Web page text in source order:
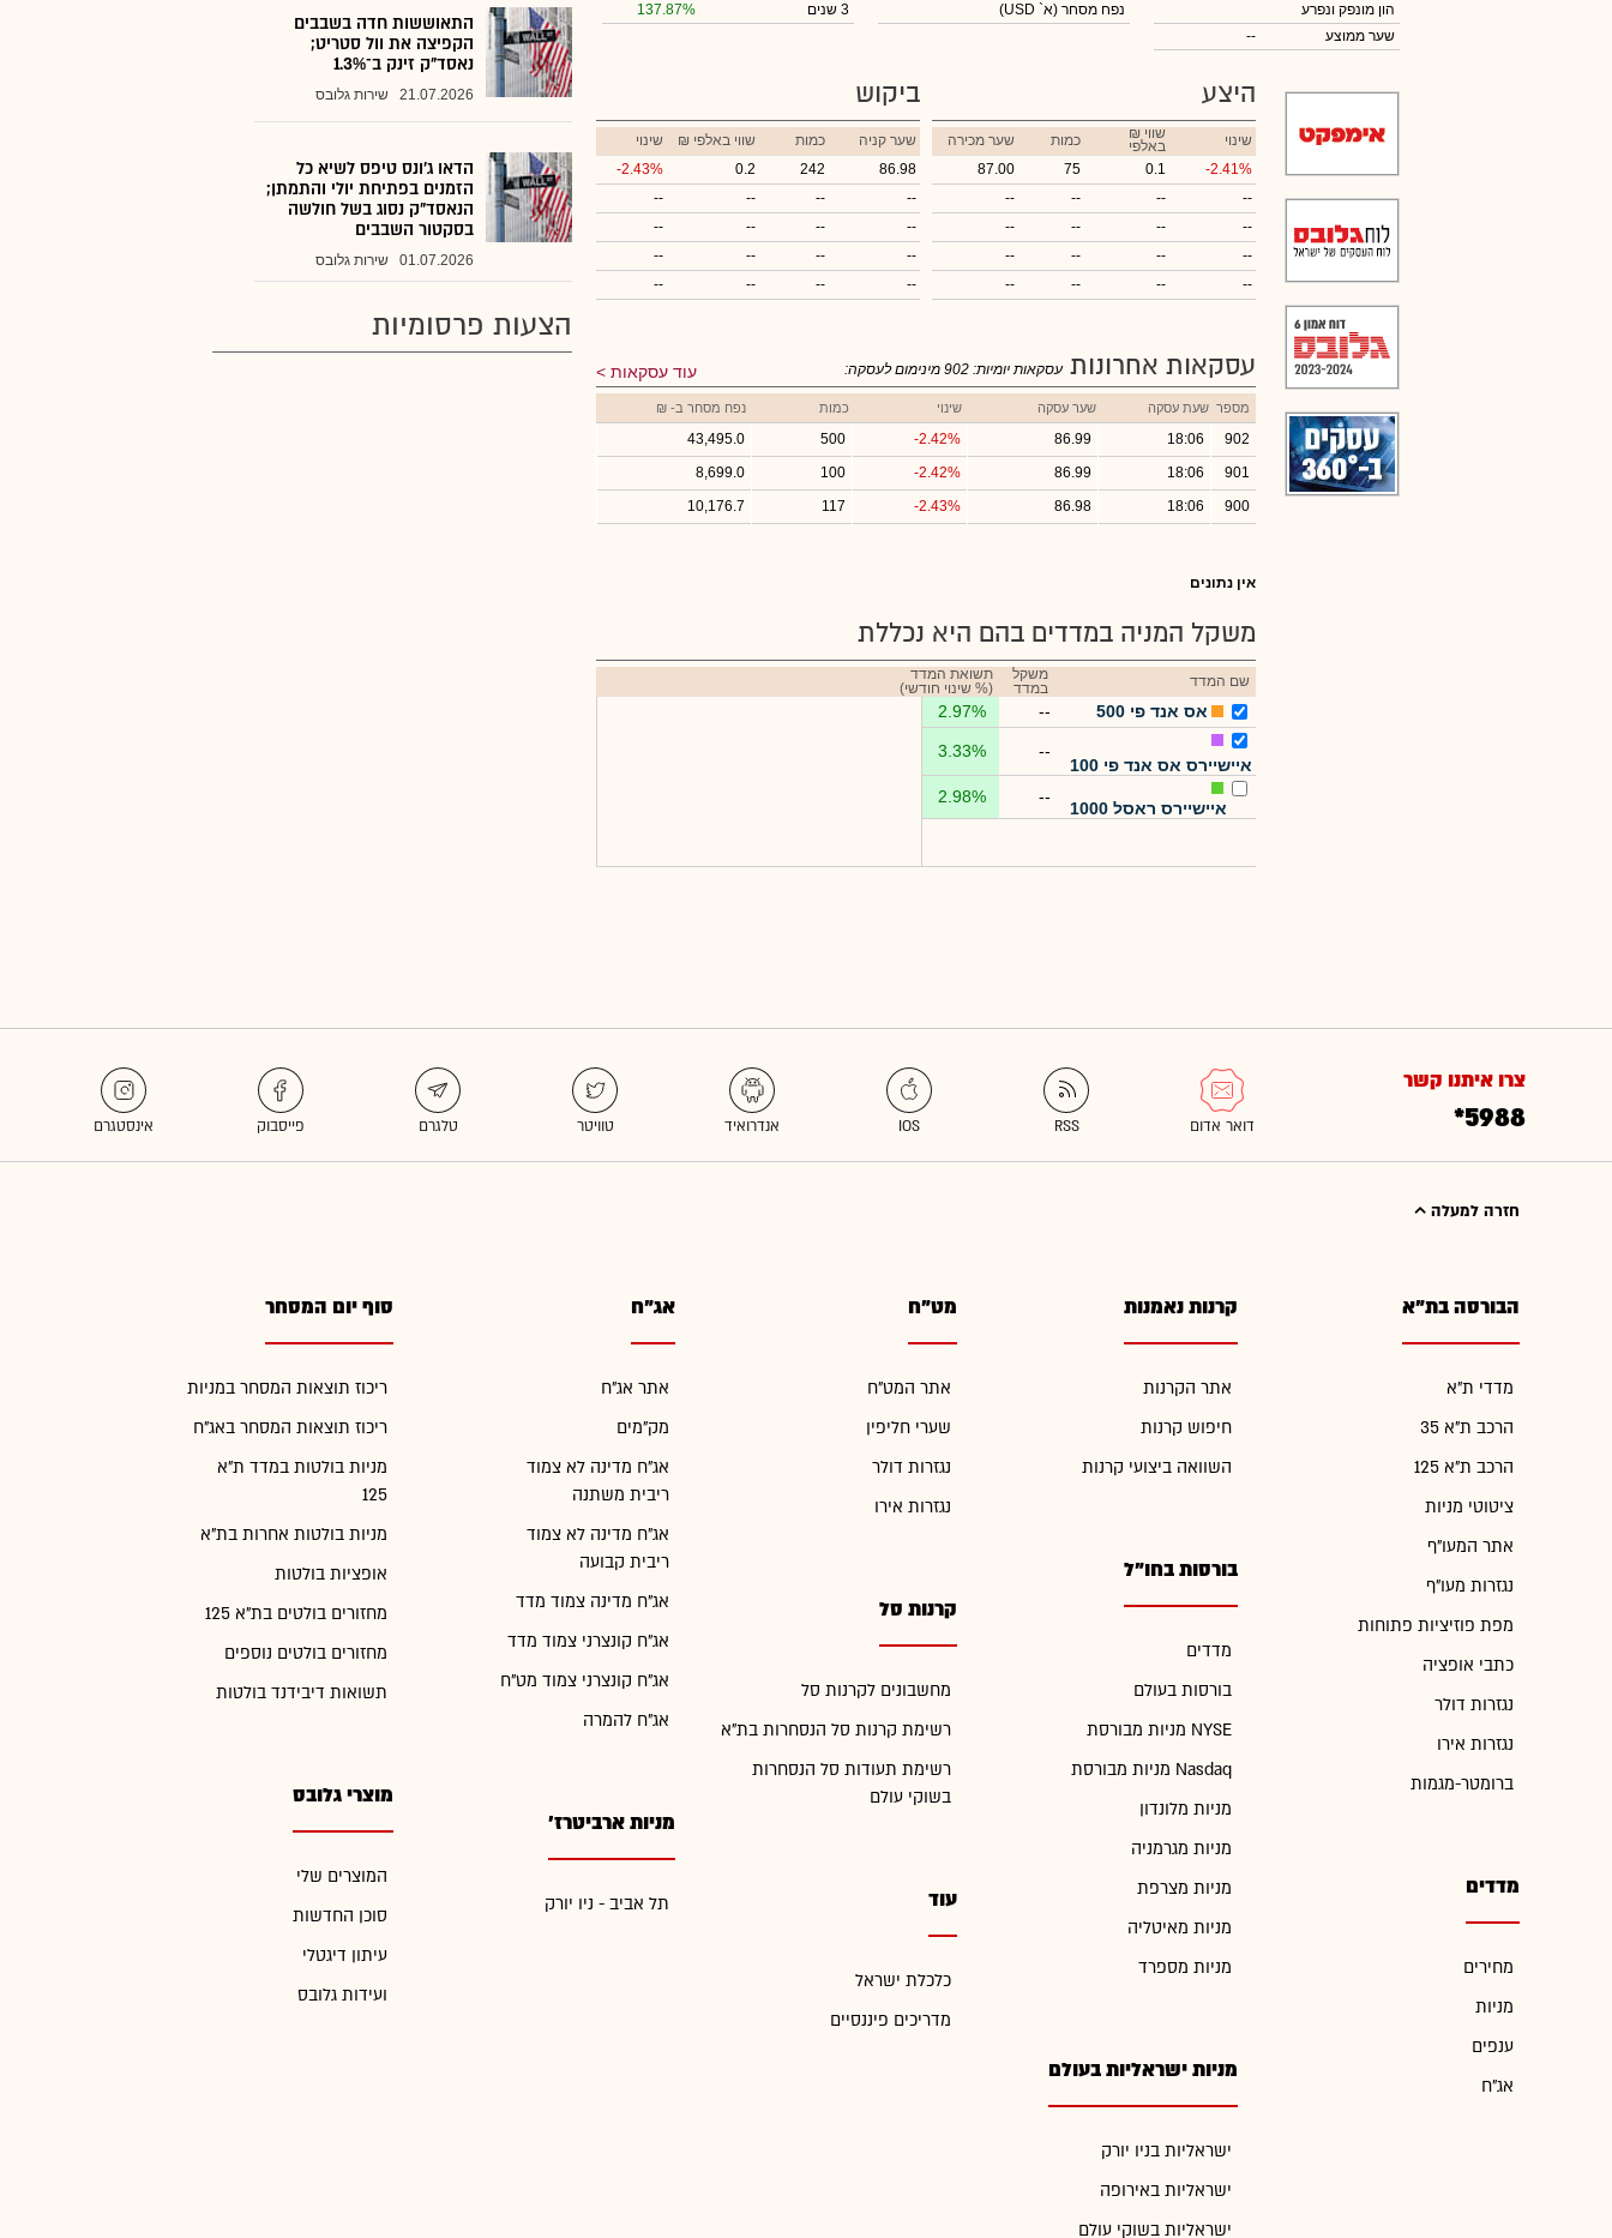
הון מונפק ונפרע
שער ממוצע
--
נפח מסחר (א` USD)
3 שנים
137.87%
היצע
שינוי ₪ שווי
באלפי כמות
שער מכירה
-2.41%
0.1
75
87.00
--
--
--
--
--
--
--
--
--
--
--
--
--
--
--
--
ביקוש
שער קניה כמות ₪ שווי באלפי
שינוי
86.98
242
0.2
-2.43%
--
--
--
--
--
--
--
--
--
--
--
--
--
--
--
--
עסקאות אחרונות עוד עסקאות עסקאות יומיות: 902 מינימום לעסקה:
מספר שעת עסקה שער עסקה שינוי כמות נפח מסחר ב- ₪
902
18:06
86.99
-2.42%
500
43,495.0
901
18:06
86.99
-2.42%
100
8,699.0
900
18:06
86.98
-2.43%
117
10,176.7
אין נתונים
משקל המניה במדדים בהם היא נכללת
שם המדד
משקל
במדד
תשואת המדד
(% שינוי חודשי)
אס אנד פי 500 --
2.97%
איישיירס אס אנד פי 100
--
3.33%
איישיירס ראסל 1000
--
2.98%
התאוששות חדה בשבבים
הקפיצה את וול סטריט;
נאסד"ק זינק ב־1.3%
21.07.2026 שירות גלובס
הדאו ג'ונס טיפס לשיא כל
הזמנים בפתיחת יולי והתמתן;
הנאסד"ק נסוג בשל חולשה
בסקטור השבבים
01.07.2026 שירות גלובס
הצעות פרסומיות
צרו איתנו קשר
*5988
חזרה למעלה
הבורסה בת"א
מדדי ת"א
הרכב ת"א 35
הרכב ת"א 125
ציטוטי מניות
אתר המעו"ף
נגזרות מעו"ף
מפת פוזיציות פתוחות
כתבי אופציה
נגזרות דולר
נגזרות אירו
ברומטר-מגמות
מדדים
מחירים
מניות
ענפים
אג"ח
קרנות נאמנות
אתר הקרנות
חיפוש קרנות
השוואה ביצועי קרנות
בורסות בחו"ל
מדדים
בורסות בעולם
מניות מבורסת NYSE
מניות מבורסת Nasdaq
מניות מלונדון
מניות מגרמניה
מניות מצרפת
מניות מאיטליה
מניות מספרד
מניות ישראליות בעולם
ישראליות בניו יורק
ישראליות באירופה
ישראליות בשוקי עולם
מט"ח
אתר המט"ח
שערי חליפין
נגזרות דולר
נגזרות אירו
קרנות סל
מחשבונים לקרנות סל
רשימת קרנות סל הנסחרות בת"א
רשימת תעודות סל הנסחרות
בשוקי עולם
עוד
כלכלת ישראל
מדריכים פיננסיים
אג"ח
אתר אג"ח
מק"מים
אג"ח מדינה לא צמוד
ריבית משתנה
אג"ח מדינה לא צמוד
ריבית קבועה
אג"ח מדינה צמוד מדד
אג"ח קונצרני צמוד מדד
אג"ח קונצרני צמוד מט"ח
אג"ח להמרה
מניות ארביטרז'
תל אביב - ניו יורק
סוף יום המסחר
ריכוז תוצאות המסחר במניות
ריכוז תוצאות המסחר באג"ח
מניות בולטות במדד ת"א
125
מניות בולטות אחרות בת"א
אופציות בולטות
מחזורים בולטים בת"א 125
מחזורים בולטים נוספים
תשואות דיבידנד בולטות
מוצרי גלובס
המוצרים שלי
סוכן החדשות
עיתון דיגטלי
ועידות גלובס